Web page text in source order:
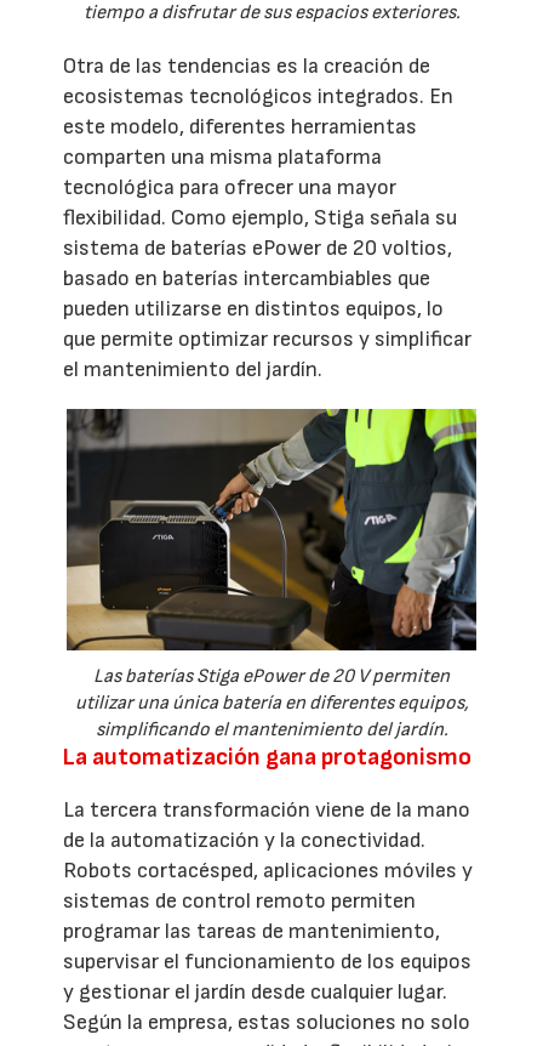
tiempo a disfrutar de sus espacios exteriores.
Otra de las tendencias es la creación de
ecosistemas tecnológicos integrados. En
este modelo, diferentes herramientas
comparten una misma plataforma
tecnológica para ofrecer una mayor
flexibilidad. Como ejemplo, Stiga señala su
sistema de baterías ePower de 20 voltios,
basado en baterías intercambiables que
pueden utilizarse en distintos equipos, lo
que permite optimizar recursos y simplificar
el mantenimiento del jardín.
Las baterías Stiga ePower de 20 V permiten
utilizar una única batería en diferentes equipos,
simplificando el mantenimiento del jardín.
La automatización gana protagonismo
La tercera transformación viene de la mano
de la automatización y la conectividad.
Robots cortacésped, aplicaciones móviles y
sistemas de control remoto permiten
programar las tareas de mantenimiento,
supervisar el funcionamiento de los equipos
y gestionar el jardín desde cualquier lugar.
Según la empresa, estas soluciones no solo